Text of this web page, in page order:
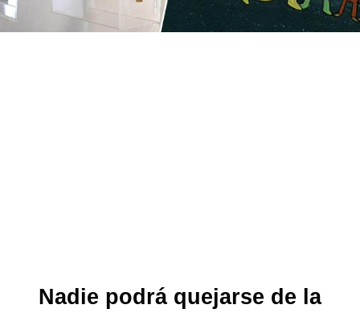
Nadie podrá quejarse de la